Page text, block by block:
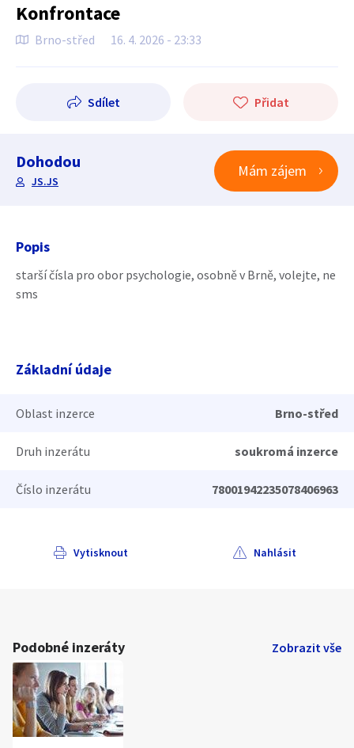
Konfrontace
Brno-střed 16. 4. 2026 - 23:33
Sdílet Přidat
Dohodou
JS.JS
Mám zájem
Popis
starší čísla pro obor psychologie, osobně v Brně, volejte, ne
sms
Základní údaje
Oblast inzerce Brno-střed
Druh inzerátu soukromá inzerce
Číslo inzerátu 78001942235078406963
Vytisknout Nahlásit
Podobné inzeráty Zobrazit vše